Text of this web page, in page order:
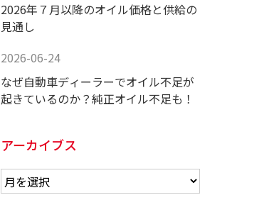
2026年７月以降のオイル価格と供給の
見通し
2026-06-24
なぜ自動車ディーラーでオイル不足が
起きているのか？純正オイル不足も！
アーカイブス